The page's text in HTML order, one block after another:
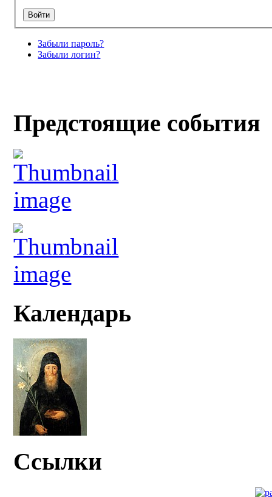
Забыли пароль?
Забыли логин?
Предстоящие события
Календарь
Ссылки